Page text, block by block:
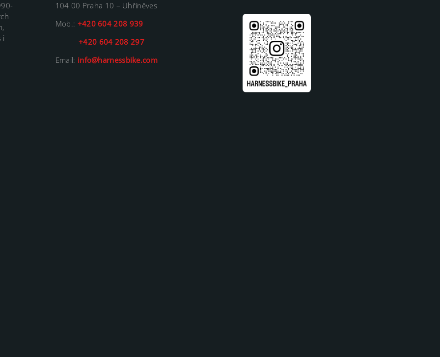
i
104 00 Praha 10 – Uhříněves
Mob.: +420 604 208 939
+420 604 208 297
Email: info@harnessbike.com